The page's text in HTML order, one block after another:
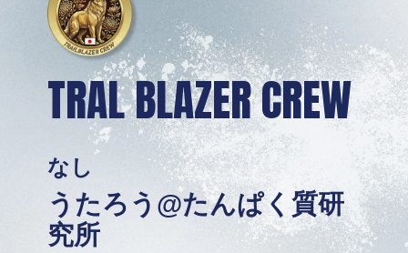
TRAL BLAZER CREW
なし
うたろう@たんぱく質研
究所